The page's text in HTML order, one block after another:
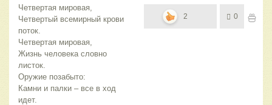
Четвертая мировая,
Четвертый всемирный крови
поток.
Четвертая мировая,
Жизнь человека словно
листок.
Оружие позабыто:
Камни и палки – все в ход
идет.
2 0